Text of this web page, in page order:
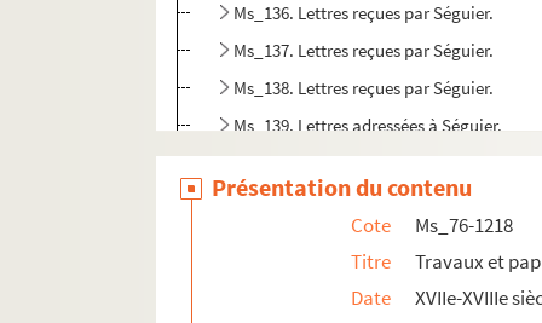
Ms_136. Lettres reçues par Séguier.
Ms_137. Lettres reçues par Séguier.
Ms_138. Lettres reçues par Séguier.
Ms_139. Lettres adressées à Séguier.
Ms_140. Lettres adressées à Séguier.
Ms_141. Lettres reçues par Séguier.
Ms_142. Lettres reçues par Séguier.
Ms_143. Lettres reçues par Séguier.
Ms_144. Lettres à Séguier.
Présentation du contenu
Cote
Ms_76-1218
Titre
Travaux et
Date
XVIIe-XVIIIe